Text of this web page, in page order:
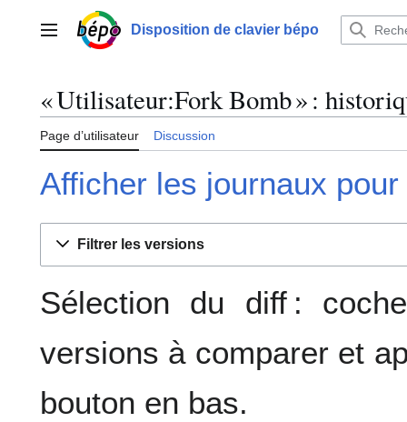
contenuMenu principalDisposition de clavier bépo
« Utilisateur:Fork Bomb » :
Page d’utilisateur Discussion
Afficher les journaux
Filtrer les versions
Sélection du diff :
versions à comparer et
bouton en bas.